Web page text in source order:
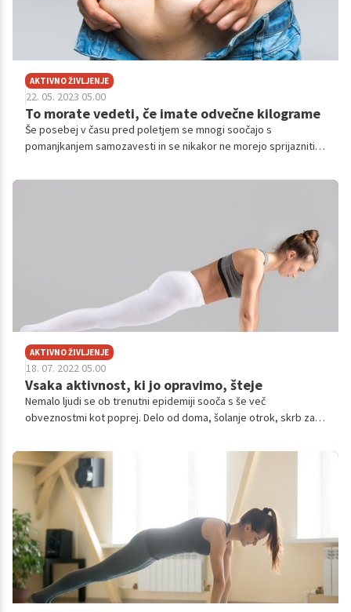
AKTIVNO ŽIVLJENJE
22. 05. 2023 05.00
To morate vedeti, če imate odvečne kilograme
Še posebej v času pred poletjem se mnogi soočajo s
pomanjkanjem samozavesti in se nikakor ne morejo sprijazniti s
predstavlja zunanji videz in v želji po hitrih rezultatih posegajo
vode, če rečemo, da je za fit postavo in boljšo samopodobo
pomembno spremeniti življenjski slog, lahko pa vam
namignemo, kako se lotiti tistega najtežjega dela: začetka!
AKTIVNO ŽIVLJENJE
18. 07. 2022 05.00
Vsaka aktivnost, ki jo opravimo, šteje
Nemalo ljudi se ob trenutni epidemiji sooča s še več
obveznostmi kot poprej. Delo od doma, šolanje otrok, skrb za
takšnem urniku le težko najdemo čas, da bi razgibali svoje telo,
zares potelovadili ali pa se lotili kakšne aktivnosti. To pa ne
pomeni, da si ne moremo vzeti vsaj petnajst minut časa, da
sprostimo svoje telo, predvsem pa svoje misli.